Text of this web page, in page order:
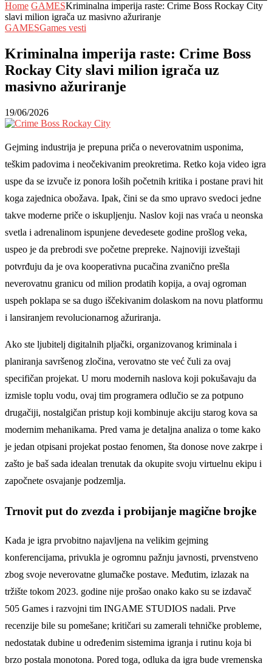
Home GAMESKriminalna imperija raste: Crime Boss Rockay City
slavi milion igrača uz masivno ažuriranje
GAMESGames vesti
Kriminalna imperija raste: Crime Boss
Rockay City slavi milion igrača uz
masivno ažuriranje
19/06/2026
Gejming industrija je prepuna priča o neverovatnim usponima,
teškim padovima i neočekivanim preokretima. Retko koja video igra
uspe da se izvuče iz ponora loših početnih kritika i postane pravi hit
koga zajednica obožava. Ipak, čini se da smo upravo svedoci jedne
takve moderne priče o iskupljenju. Naslov koji nas vraća u neonska
svetla i adrenalinom ispunjene devedesete godine prošlog veka,
uspeo je da prebrodi sve početne prepreke. Najnoviji izveštaji
potvrđuju da je ova kooperativna pucačina zvanično prešla
neverovatnu granicu od milion prodatih kopija, a ovaj ogroman
uspeh poklapa se sa dugo iščekivanim dolaskom na novu platformu
i lansiranjem revolucionarnog ažuriranja.
Ako ste ljubitelj digitalnih pljački, organizovanog kriminala i
planiranja savršenog zločina, verovatno ste već čuli za ovaj
specifičan projekat. U moru modernih naslova koji pokušavaju da
izmisle toplu vodu, ovaj tim programera odlučio se za potpuno
drugačiji, nostalgičan pristup koji kombinuje akciju starog kova sa
modernim mehanikama. Pred vama je detaljna analiza o tome kako
je jedan otpisani projekat postao fenomen, šta donose nove zakrpe i
zašto je baš sada idealan trenutak da okupite svoju virtuelnu ekipu i
započnete osvajanje podzemlja.
Trnovit put do zvezda i probijanje magične brojke
Kada je igra prvobitno najavljena na velikim gejming
konferencijama, privukla je ogromnu pažnju javnosti, prvenstveno
zbog svoje neverovatne glumačke postave. Međutim, izlazak na
tržište tokom 2023. godine nije prošao onako kako su se izdavač
505 Games i razvojni tim INGAME STUDIOS nadali. Prve
recenzije bile su pomešane; kritičari su zamerali tehničke probleme,
nedostatak dubine u određenim sistemima igranja i rutinu koja bi
brzo postala monotona. Pored toga, odluka da igra bude vremenska